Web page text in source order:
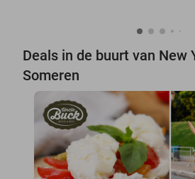
Deals in de buurt van New
Someren